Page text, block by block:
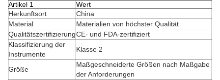
Artikel 1
Wert
Herkunftsort
China
Material
Materialien von höchster Qualität
QualitätszertifizierungCE- und FDA-zertifiziert
Klassifizierung der
Instrumente
Klasse 2
Größe
Maßgeschneiderte Größen nach Maßgabe
der Anforderungen